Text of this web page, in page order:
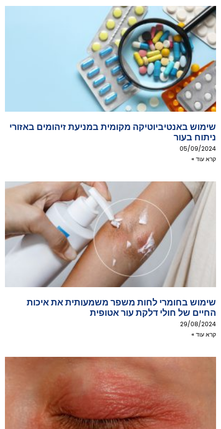
שימוש באנטיביוטיקה מקומית במניעת זיהומים באזורי
ניתוח בעור
05/09/2024
קרא עוד »
שימוש בחומרי לחות משפר משמעותית את איכות
החיים של חולי דלקת עור אטופית
29/08/2024
קרא עוד »